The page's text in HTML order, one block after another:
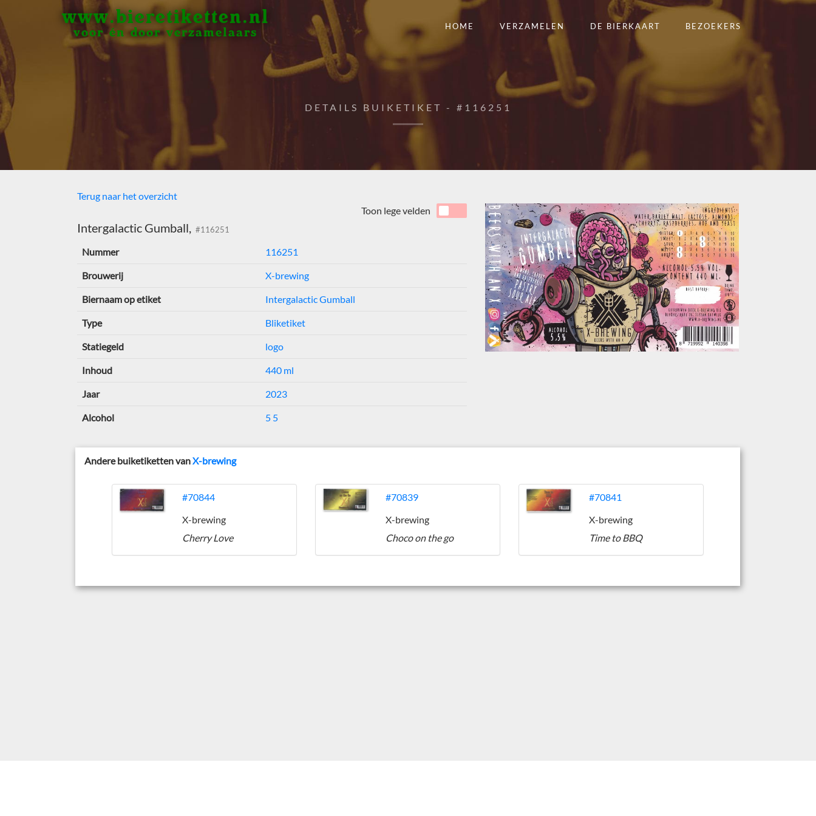
www.bieretiketten.nl
voor én door verzamelaars
HOME VERZAMELEN DE BIERKAART BEZOEKERS
DETAILS BUIKETIKET - #116251
Terug naar het overzicht
Intergalactic Gumball, #116251
Toon lege velden
Nummer 116251
Brouwerij X-brewing
Biernaam op etiket Intergalactic Gumball
Type Bliketiket
Statiegeld logo
Inhoud 440 ml
Jaar 2023
Alcohol 5 5
Andere buiketiketten vanX-brewing
#70844
X-brewing
Cherry Love
#70839
X-brewing
Choco on the go
#70841
X-brewing
Time to BBQ